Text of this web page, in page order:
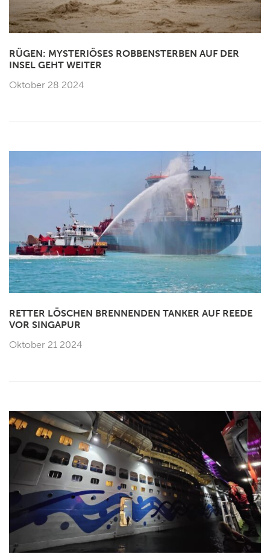
RÜGEN: MYSTERIÖSES ROBBENSTERBEN AUF DER
INSEL GEHT WEITER
Oktober 28 2024
RETTER LÖSCHEN BRENNENDEN TANKER AUF REEDE
VOR SINGAPUR
Oktober 21 2024